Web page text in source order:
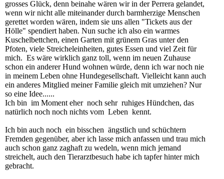
grosses Glück, denn beinahe wären wir in der Perrera gelandet,
wenn wir nicht alle miteinander durch barmherzige Menschen
gerettet worden wären, indem sie uns allen "Tickets aus der
Hölle" spendiert haben. Nun suche ich also ein warmes
Kuschelbettchen, einen Garten mit grünem Gras unter den
Pfoten, viele Streicheleinheiten, gutes Essen und viel Zeit für
mich. Es wäre wirklich ganz toll, wenn im neuen Zuhause
schon ein anderer Hund wohnen würde, denn ich war noch nie
in meinem Leben ohne Hundegesellschaft. Vielleicht kann auch
ein anderes Mitglied meiner Familie gleich mit umziehen? Nur
so eine Idee......
Ich bin im Moment eher noch sehr ruhiges Hündchen, das
natürlich noch noch nichts vom Leben kennt.
Ich bin auch noch ein bisschen ängstlich und schüchtern
Fremden gegenüber, aber ich lasse mich anfassen und trau mich
auch schon ganz zaghaft zu wedeln, wenn mich jemand
streichelt, auch den Tierarztbesuch habe ich tapfer hinter mich
gebracht.